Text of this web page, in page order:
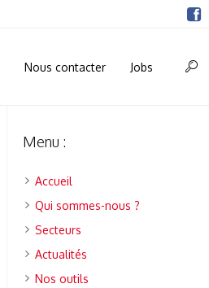
Nous contacter Jobs
Menu :
Accueil
Qui sommes-nous ?
Secteurs
Actualités
Nos outils